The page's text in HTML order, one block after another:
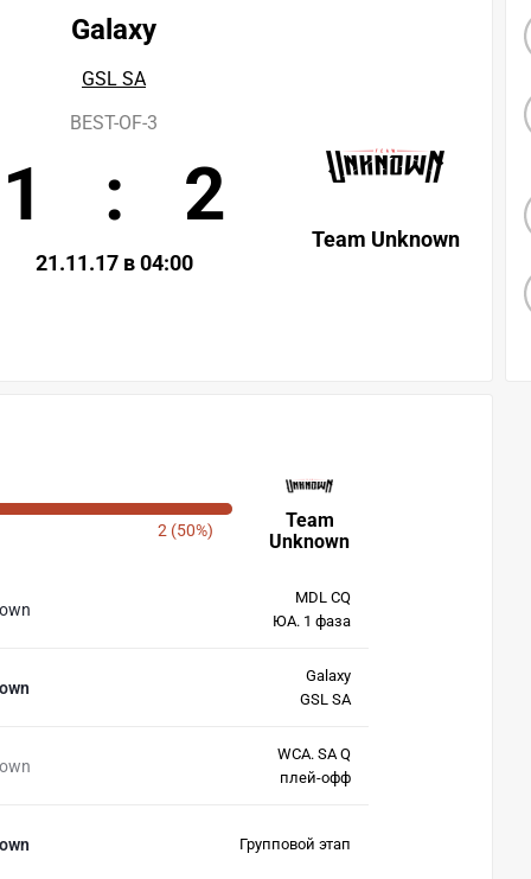
Galaxy
GSL SA
Team Unknown
BEST-OF-3
1 : 2
21.11.17 в 04:00
Team
Unknown
2 (50%)
MDL CQ
ЮА. 1 фаза
Galaxy
GSL SA
WCA. SA Q
плей-офф
Групповой этап